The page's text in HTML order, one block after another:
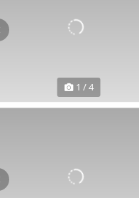
1 / 4